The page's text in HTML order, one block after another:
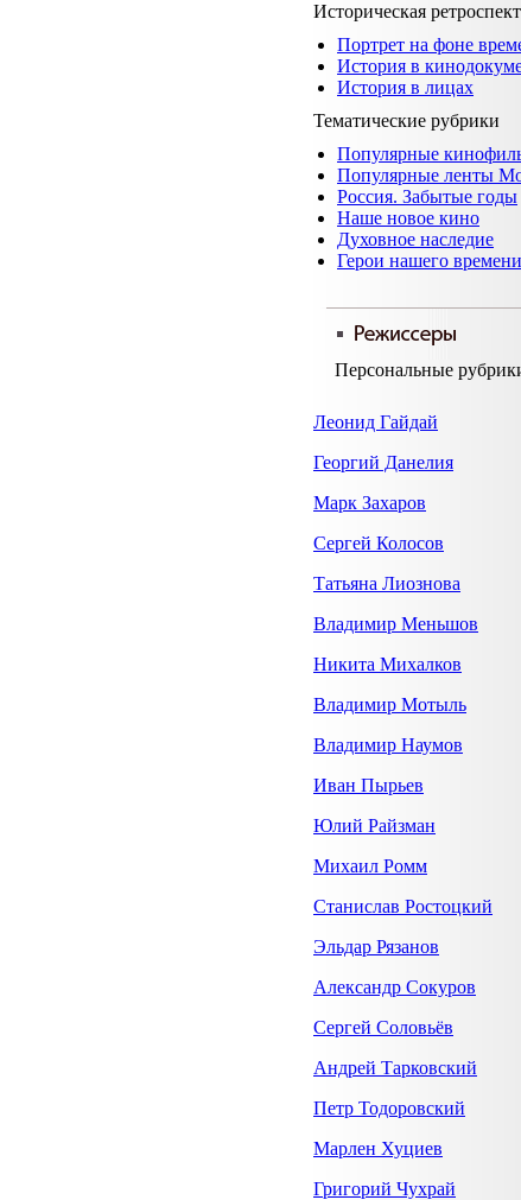
Историческая
Портрет на фоне
История в
История в лицах
Тематические рубрики
Популярные
Популярные ленты
Россия. Забытые годы
Наше новое кино
Духовное наследие
Герои нашего времени
Персональные
Леонид Гайдай
Георгий Данелия
Марк Захаров
Сергей Колосов
Татьяна Лиознова
Владимир Меньшов
Никита Михалков
Владимир Мотыль
Владимир Наумов
Иван Пырьев
Юлий Райзман
Михаил Ромм
Станислав Ростоцкий
Эльдар Рязанов
Александр Сокуров
Сергей Соловьёв
Андрей Тарковский
Петр Тодоровский
Марлен Хуциев
Григорий Чухрай